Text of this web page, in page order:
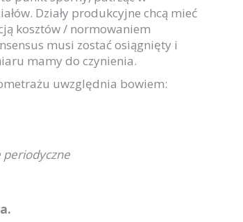
Działy produkcyjne chcą mieć
kosztów / normowaniem
musi zostać osiągnięty i
mamy do czynienia.
uwzględnia bowiem:
periodyczne